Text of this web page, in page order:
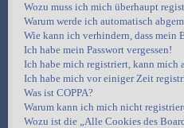
Wozu muss ich mich überhaupt
Warum werde ich automatisch
Wie kann ich verhindern, dass mein
Ich habe mein Passwort vergessen!
Ich habe mich registriert, kann mich
Ich habe mich vor einiger Zeit
Was ist COPPA?
Warum kann ich mich nicht
Wozu ist die „Alle Cookies des